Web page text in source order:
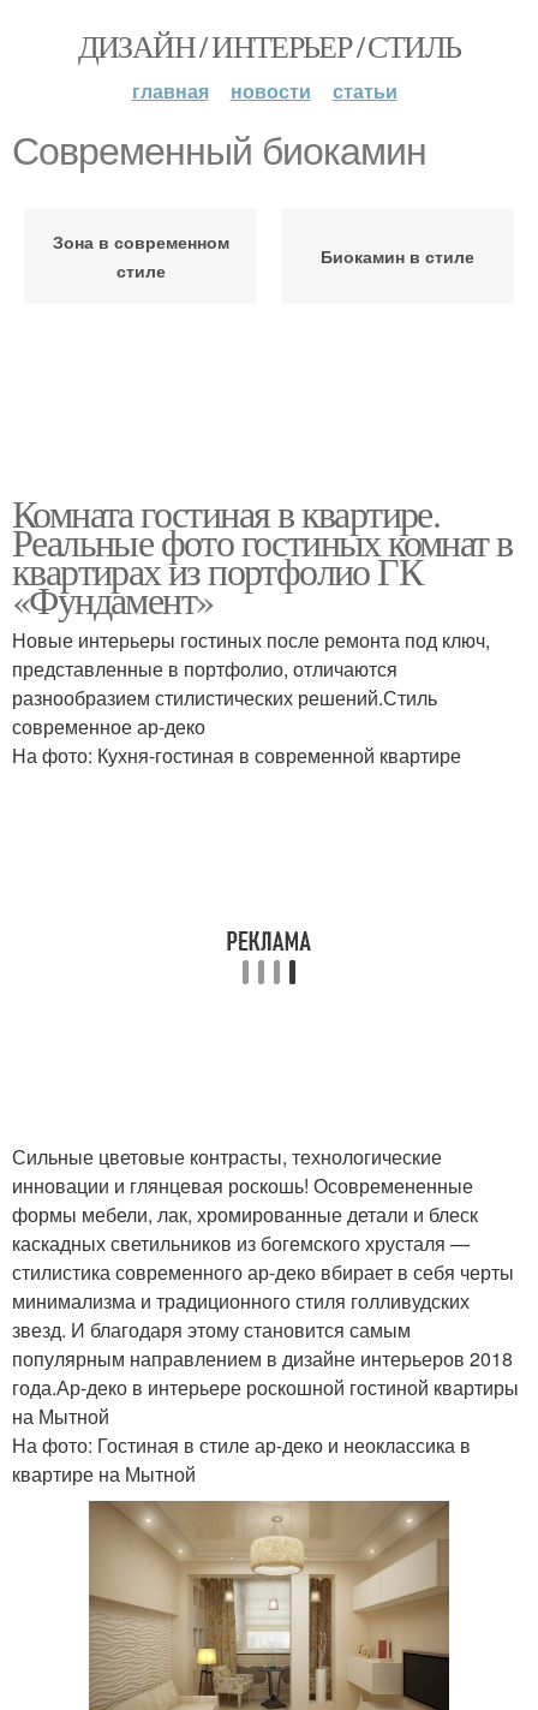
ДИЗАЙН / ИНТЕРЬЕР / СТИЛЬ
главная новости статьи
Современный биокамин
Зона в современном
стиле
Биокамин в стиле
Комната гостиная в квартире.
Реальные фото гостиных комнат в
квартирах из портфолио ГК
«Фундамент»
Новые интерьеры гостиных после ремонта под ключ,
представленные в портфолио, отличаются
разнообразием стилистических решений.Стиль
современное ар-деко
На фото: Кухня-гостиная в современной квартире
Сильные цветовые контрасты, технологические
инновации и глянцевая роскошь! Осовремененные
формы мебели, лак, хромированные детали и блеск
каскадных светильников из богемского хрусталя —
стилистика современного ар-деко вбирает в себя черты
минимализма и традиционного стиля голливудских
звезд. И благодаря этому становится самым
популярным направлением в дизайне интерьеров 2018
года.Ар-деко в интерьере роскошной гостиной квартиры
на Мытной
На фото: Гостиная в стиле ар-деко и неоклассика в
квартире на Мытной